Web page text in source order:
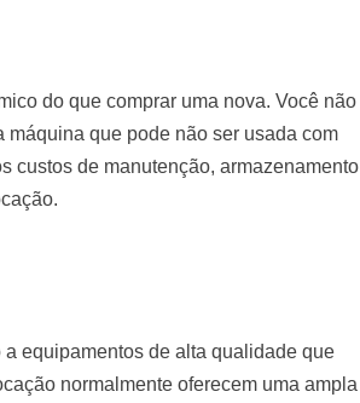
do que comprar uma nova. Você não
que pode não ser usada com
custos de manutenção, armazenamento
equipamentos de alta qualidade que
normalmente oferecem uma ampla